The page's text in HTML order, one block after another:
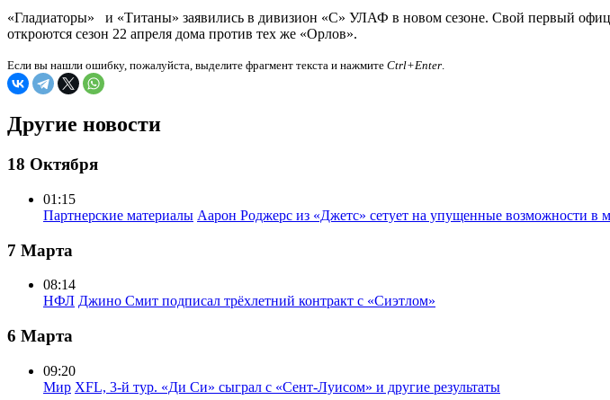
«Гладиаторы» и «Титаны» заявились в дивизион «С» УЛАФ в новом сезоне. Свой первый
откроются сезон 22 апреля дома против тех же «Орлов».
Если вы нашли ошибку, пожалуйста, выделите фрагмент текста и нажмите Ctrl+Enter.
Другие новости
18 Октября
01:15
Партнерские материалы Аарон Роджерс из «Джетс» сетует на упущенные возможности в
7 Марта
08:14
НФЛ Джино Смит подписал трёхлетний контракт с «Сиэтлом»
6 Марта
09:20
Мир XFL, 3-й тур. «Ди Си» сыграл с «Сент-Луисом» и другие результаты